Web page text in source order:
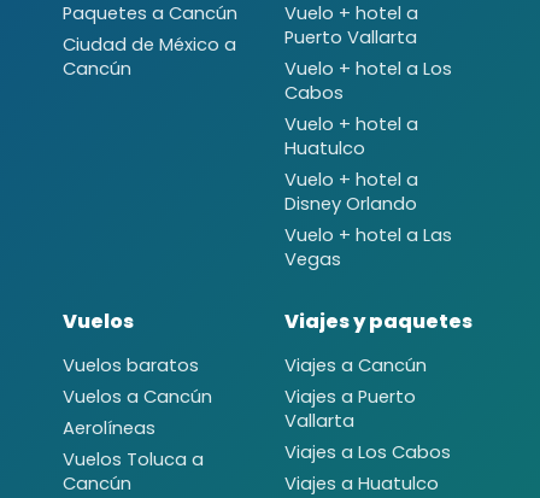
Paquetes a Cancún
Ciudad de México a
Cancún
Vuelo + hotel a
Puerto Vallarta
Vuelo + hotel a Los
Cabos
Vuelo + hotel a
Huatulco
Vuelo + hotel a
Disney Orlando
Vuelo + hotel a Las
Vegas
Vuelos
Vuelos baratos
Vuelos a Cancún
Aerolíneas
Vuelos Toluca a
Cancún
Viajes y paquetes
Viajes a Cancún
Viajes a Puerto
Vallarta
Viajes a Los Cabos
Viajes a Huatulco